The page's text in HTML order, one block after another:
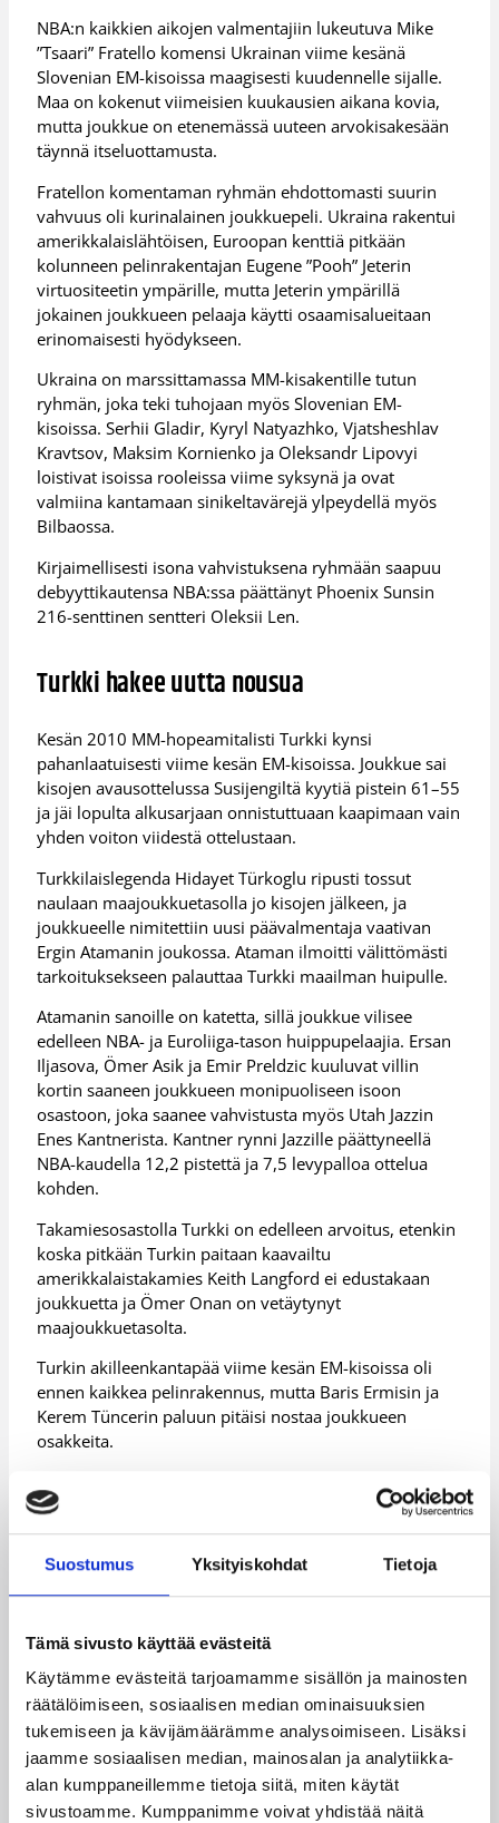
Suostumus Yksityiskohdat Tietoja
Tämä sivusto käyttää evästeitä
Käytämme evästeitä tarjoamamme sisällön ja mainosten
räätälöimiseen, sosiaalisen median ominaisuuksien
tukemiseen ja kävijämäärämme analysoimiseen. Lisäksi
jaamme sosiaalisen median, mainosalan ja analytiikka-
alan kumppaneillemme tietoja siitä, miten käytät
sivustoamme. Kumppanimme voivat yhdistää näitä
NBA:n kaikkien aikojen valmentajiin lukeutuva Mike
”Tsaari” Fratello komensi Ukrainan viime kesänä
Slovenian EM-kisoissa maagisesti kuudennelle sijalle.
Maa on kokenut viimeisien kuukausien aikana kovia,
mutta joukkue on etenemässä uuteen arvokisakesään
täynnä itseluottamusta.
Fratellon komentaman ryhmän ehdottomasti suurin
vahvuus oli kurinalainen joukkuepeli. Ukraina rakentui
amerikkalaislähtöisen, Euroopan kenttiä pitkään
kolunneen pelinrakentajan Eugene ”Pooh” Jeterin
virtuositeetin ympärille, mutta Jeterin ympärillä
jokainen joukkueen pelaaja käytti osaamisalueitaan
erinomaisesti hyödykseen.
Ukraina on marssittamassa MM-kisakentille tutun
ryhmän, joka teki tuhojaan myös Slovenian EM-
kisoissa. Serhii Gladir, Kyryl Natyazhko, Vjatsheshlav
Kravtsov, Maksim Kornienko ja Oleksandr Lipovyi
loistivat isoissa rooleissa viime syksynä ja ovat
valmiina kantamaan sinikeltavärejä ylpeydellä myös
Bilbaossa.
Kirjaimellisesti isona vahvistuksena ryhmään saapuu
debyyttikautensa NBA:ssa päättänyt Phoenix Sunsin
216-senttinen sentteri Oleksii Len.
Turkki hakee uutta nousua
Kesän 2010 MM-hopeamitalisti Turkki kynsi
pahanlaatuisesti viime kesän EM-kisoissa. Joukkue sai
kisojen avausottelussa Susijengiltä kyytiä pistein 61–55
ja jäi lopulta alkusarjaan onnistuttuaan kaapimaan vain
yhden voiton viidestä ottelustaan.
Turkkilaislegenda Hidayet Türkoglu ripusti tossut
naulaan maajoukkuetasolla jo kisojen jälkeen, ja
joukkueelle nimitettiin uusi päävalmentaja vaativan
Ergin Atamanin joukossa. Ataman ilmoitti välittömästi
tarkoituksekseen palauttaa Turkki maailman huipulle.
Atamanin sanoille on katetta, sillä joukkue vilisee
edelleen NBA- ja Euroliiga-tason huippupelaajia. Ersan
Iljasova, Ömer Asik ja Emir Preldzic kuuluvat villin
kortin saaneen joukkueen monipuoliseen isoon
osastoon, joka saanee vahvistusta myös Utah Jazzin
Enes Kantnerista. Kantner rynni Jazzille päättyneellä
NBA-kaudella 12,2 pistettä ja 7,5 levypalloa ottelua
kohden.
Takamiesosastolla Turkki on edelleen arvoitus, etenkin
koska pitkään Turkin paitaan kaavailtu
amerikkalaistakamies Keith Langford ei edustakaan
joukkuetta ja Ömer Onan on vetäytynyt
maajoukkuetasolta.
Turkin akilleenkantapää viime kesän EM-kisoissa oli
ennen kaikkea pelinrakennus, mutta Baris Ermisin ja
Kerem Tüncerin paluun pitäisi nostaa joukkueen
osakkeita.
Uusi-Seelanti jahtaa menestystä
huolellisella joukkuepelillä
Arvokisojen vakiokävijä Uusi-Seelanti tuli Susijengin
2002 MM-kisoissa Indianapolisissa, missä Dettmannin
valmentama Saksa peittosi Uuden-Seelannin
pronssiottelussa.
Viimeiset 12 vuotta Uusi-Seelanti on ilahduttanut
kansainvälistä koripalloyleisöä huolellisella
joukkuepelaamisellaan, joka kävisi sellaisenaan
klinikkanäytteeksi perusasioiden hallinnasta.